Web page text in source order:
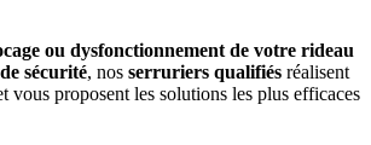
ou dysfonctionnement de votre rideau
sécurité, nos serruriers qualifiés réalisent
vous proposent les solutions les plus efficaces